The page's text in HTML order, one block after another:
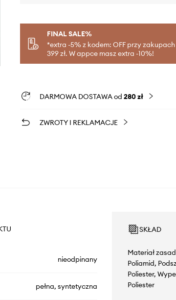
FINAL SALE%
*extra -5% z kodem: OFF przy zakupach
399 zł. W appce masz extra -10%!
DARMOWA DOSTAWA od 280 zł
ZWROTY I REKLAMACJE
nieodpinany
pełna, syntetyczna
SKŁAD
Materiał
Poliamid,
Poliester,
Poliester